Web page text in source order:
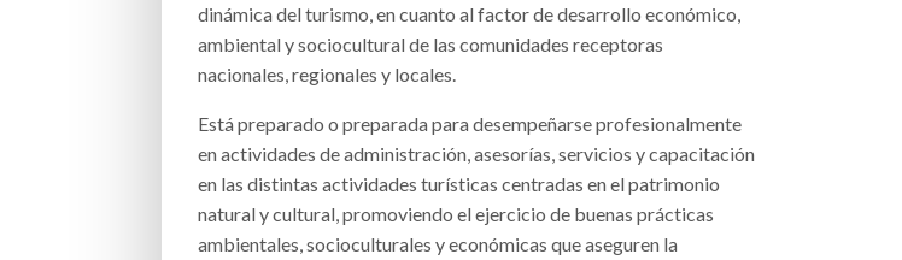
dinámica del turismo, en cuanto al factor de desarrollo económico,
ambiental y sociocultural de las comunidades receptoras
nacionales, regionales y locales.
Está preparado o preparada para desempeñarse profesionalmente
en actividades de administración, asesorías, servicios y capacitación
en las distintas actividades turísticas centradas en el patrimonio
natural y cultural, promoviendo el ejercicio de buenas prácticas
ambientales, socioculturales y económicas que aseguren la